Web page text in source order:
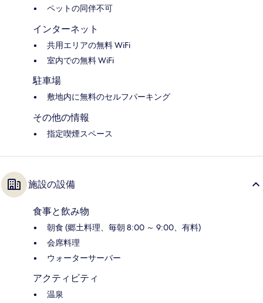
ペットの同伴不可
インターネット
共用エリアの無料 WiFi
室内での無料 WiFi
駐車場
敷地内に無料のセルフパーキング
その他の情報
指定喫煙スペース
施設の設備
食事と飲み物
朝食 (郷土料理、毎朝 8:00 ～ 9:00、有料)
会席料理
ウォーターサーバー
アクティビティ
温泉